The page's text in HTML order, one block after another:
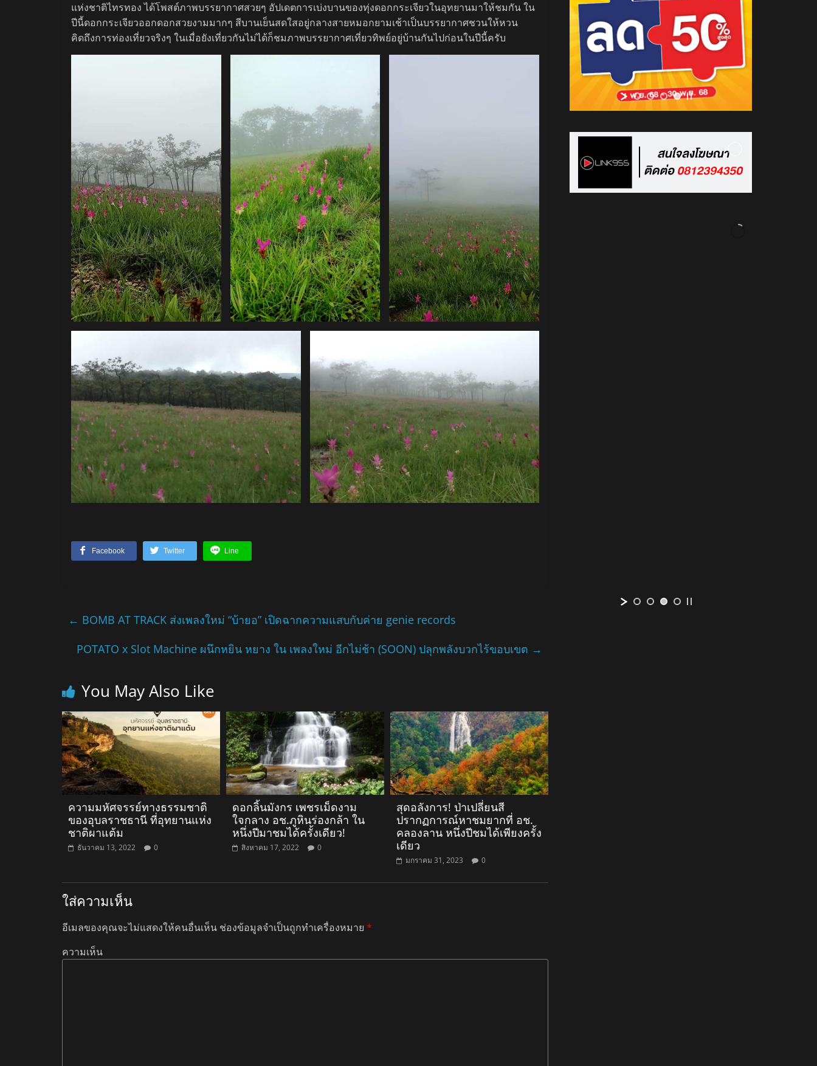
แห่งชาติไทรทอง ได้โพสต์ภาพบรรยากาศสวยๆ อัปเดตการเบ่งบานของทุ่งดอกกระเจียวในอุทยานมาให้ชมกัน ใน
ปีนี้ดอกกระเจียวออกดอกสวยงามมากๆ สีบานเย็นสดใสอยู่กลางสายหมอกยามเช้าเป็นบรรยากาศชวนให้หวน
คิดถึงการท่องเที่ยวจริงๆ ในเมื่อยังเที่ยวกันไม่ได้ก็ชมภาพบรรยากาศเที่ยวทิพย์อยู่บ้านกันไปก่อนในปีนี้ครับ
Facebook Twitter Line
← BOMB AT TRACK ส่งเพลงใหม่ “บ้ายอ” เปิดฉากความแสบกับค่าย genie records
POTATO x Slot Machine ผนึกหยิน หยาง ใน เพลงใหม่ อีกไม่ช้า (SOON) ปลุกพลังบวกไร้ขอบเขต →
You May Also Like
ความมหัศจรรย์ทางธรรมชาติ
ของอุบลราชธานี ที่อุทยานแห่ง
ชาติผาแต้ม
ธันวาคม 13, 2022 0
ดอกลิ้นมังกร เพชรเม็ดงาม
ใจกลาง อช.ภูหินร่องกล้า ใน
หนึ่งปีมาชมได้ครั้งเดียว!
สิงหาคม 17, 2022 0
สุดอลังการ! ป่าเปลี่ยนสี
ปรากฏการณ์หาชมยากที่ อช.
คลองลาน หนึ่งปีชมได้เพียงครั้ง
เดียว
มกราคม 31, 2023 0
ใส่ความเห็น
อีเมลของคุณจะไม่แสดงให้คนอื่นเห็น ช่องข้อมูลจำเป็นถูกทำเครื่องหมาย *
ความเห็น